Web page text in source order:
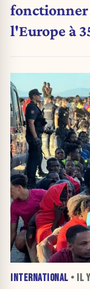
fonctionner
l'Europe à
INTERNATIONAL • IL